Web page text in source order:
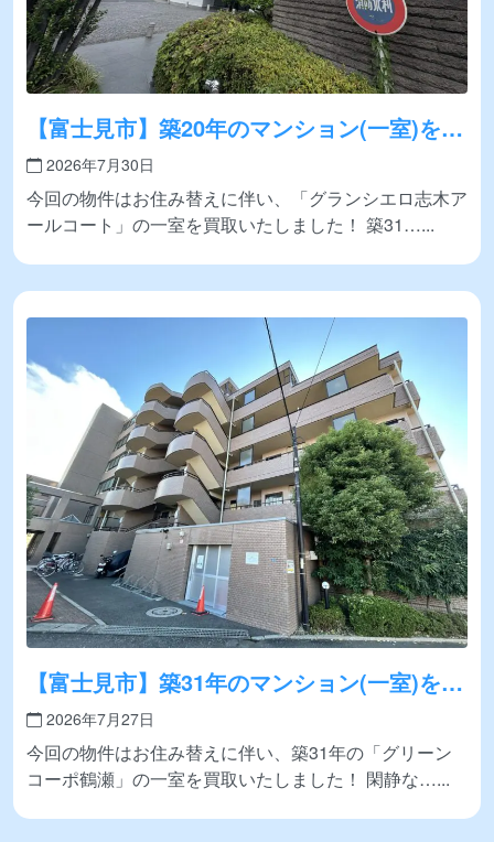
【富士見市】築20年のマンション(一室)を買
取いたしました！
2026年7月30日
今回の物件はお住み替えに伴い、「グランシエロ志木ア
ールコート」の一室を買取いたしました！ 築31…
【富士見市】築31年のマンション(一室)を買
取いたしました！
2026年7月27日
今回の物件はお住み替えに伴い、築31年の「グリーン
コーポ鶴瀬」の一室を買取いたしました！ 閑静な…